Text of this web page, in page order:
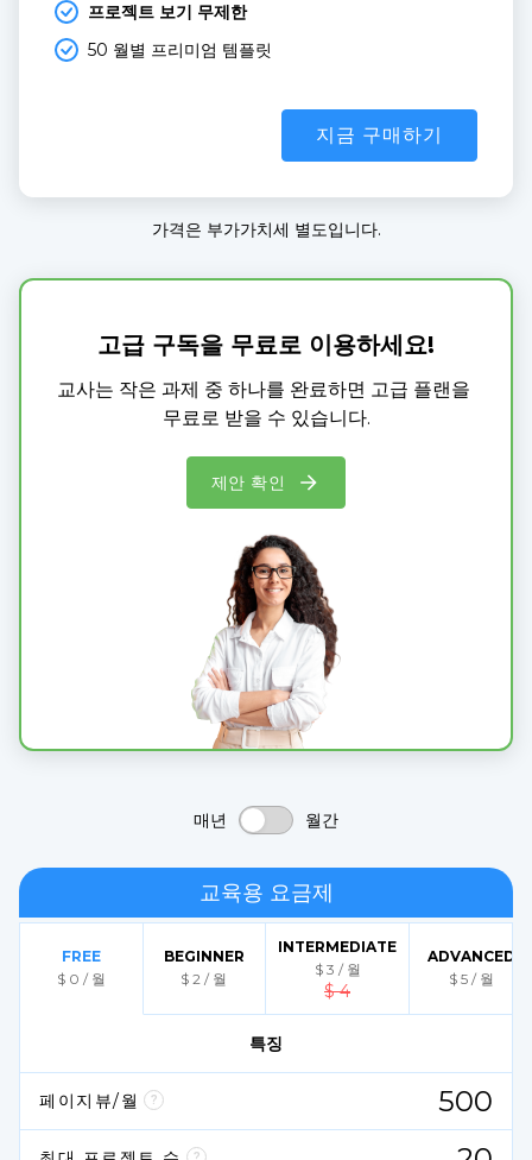
프로젝트 보기 무제한
50 월별 프리미엄 템플릿
지금 구매하기
가격은 부가가치세 별도입니다.
고급 구독을 무료로 이용하세요!
교사는 작은 과제 중 하나를 완료하면 고급 플랜을
무료로 받을 수 있습니다.
제안 확인
매년 월간
교육용 요금제
FREE
$ 0 / 월
BEGINNER
$ 2 / 월
INTERMEDIATE
$ 3 / 월
$ 4
ADVANCED
$ 5 / 월
특징
페이지뷰/월 500